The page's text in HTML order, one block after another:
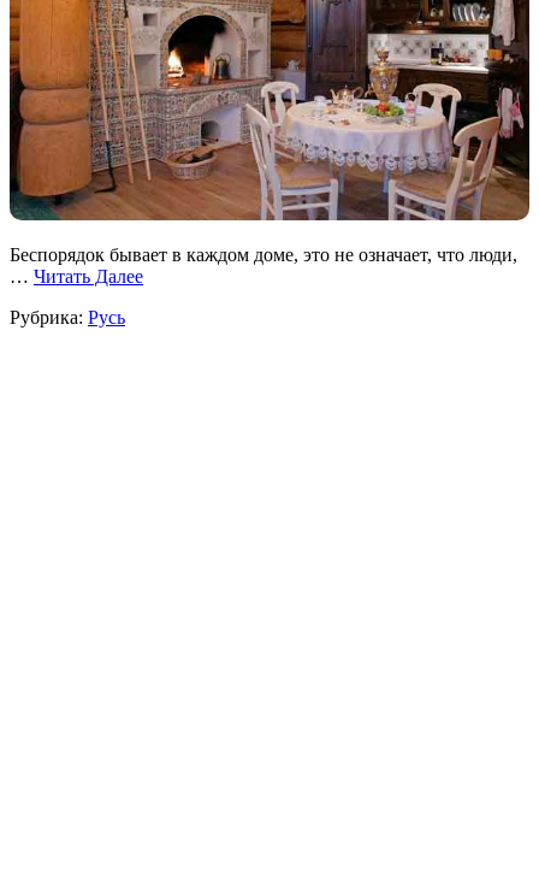
Беспорядок бывает в каждом доме, это не означает, что люди,
… Читать Далее
Рубрика: Русь